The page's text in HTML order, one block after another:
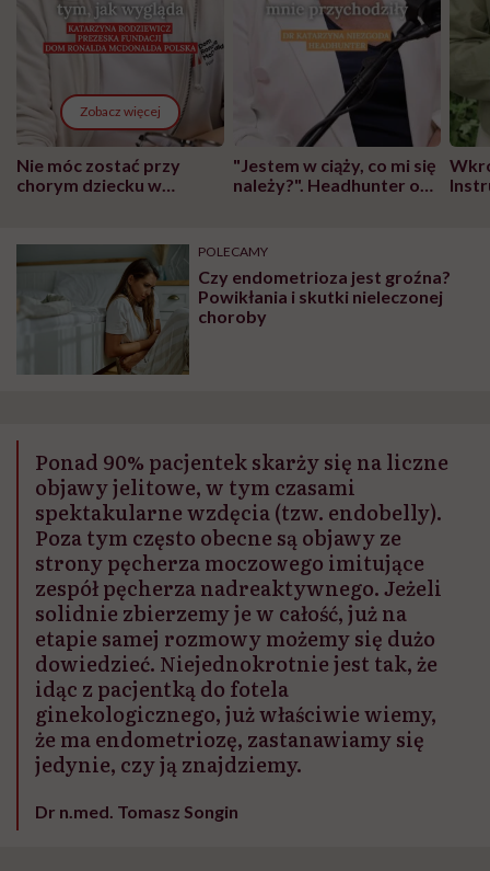
Zobacz więcej
Nie móc zostać przy
chorym dziecku w
może chyba tylko
głupota i brak
"Jestem w ciąży, co mi się
należy?". Headhunter o
pracy
POLECAMY
Czy endometrioza jest groźna?
Powikłania i skutki nieleczonej
choroby
Ponad 90% pacjentek skarży się na liczne
objawy jelitowe, w tym czasami
spektakularne wzdęcia (tzw. endobelly).
Poza tym często obecne są objawy ze
strony pęcherza moczowego imitujące
zespół pęcherza nadreaktywnego. Jeżeli
solidnie zbierzemy je w całość, już na
etapie samej rozmowy możemy się dużo
dowiedzieć. Niejednokrotnie jest tak, że
idąc z pacjentką do fotela
ginekologicznego, już właściwie wiemy,
że ma endometriozę, zastanawiamy się
jedynie, czy ją znajdziemy.
Dr n.med. Tomasz Songin